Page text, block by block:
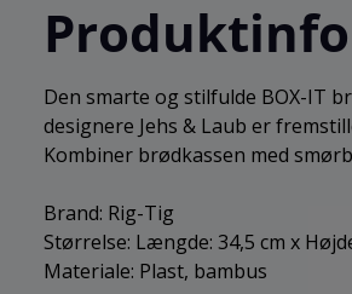
Den smarte og stilfulde BOX-IT
designere Jehs & Laub er
Kombiner brødkassen med
Brand: Rig-Tig
Størrelse: Længde: 34,5 cm x
Materiale: Plast, bambus